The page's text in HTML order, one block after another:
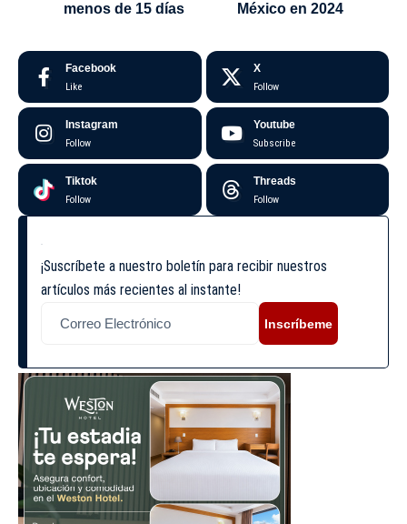
menos de 15 días
México en 2024
Facebook
Like
X
Follow
Instagram
Follow
Youtube
Subscribe
Tiktok
Follow
Threads
Follow
¡Suscríbete a nuestro boletín para recibir nuestros
artículos más recientes al instante!
Inscríbeme